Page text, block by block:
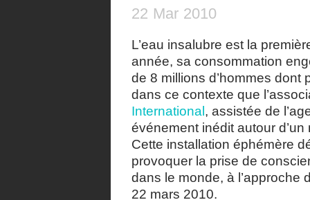
22 Mar 2010
L’eau insalubre est la
année, sa consommation
de 8 millions d’hommes dont
dans ce contexte que
International , assistée de
événement inédit autour d’un
Cette installation éphémère
provoquer la prise de
dans le monde, à l’approche
22 mars 2010.